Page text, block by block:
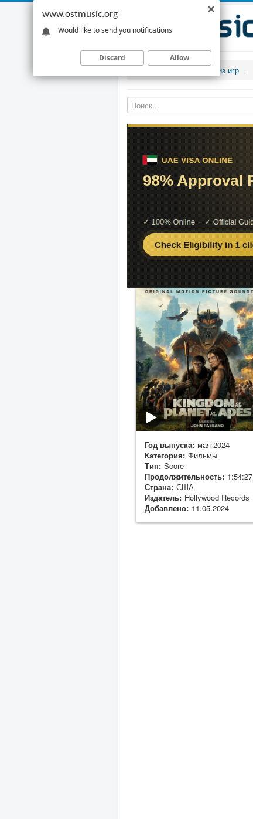
Музыка из игр
Год выпуска: мая 2024
Категория: Фильмы
Тип: Score
Продолжительность: 1:54:27
Страна: США
Издатель: Hollywood Records
Добавлено: 11.05.2024
www.ostmusic.org
Would like to send you notifications
Discard Allow